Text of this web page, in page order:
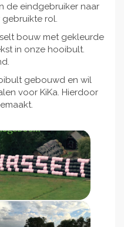
de eindgebruiker naar
gebruikte rol.
bouw met gekleurde
in onze hooibult.
gebouwd en wil
voor KiKa. Hierdoor